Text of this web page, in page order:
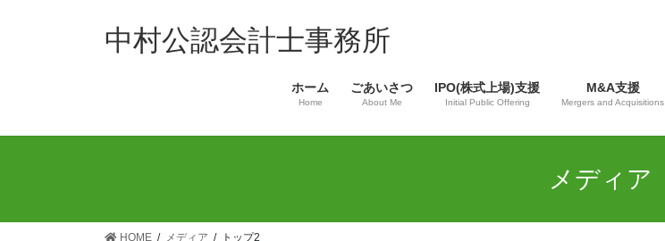
ス
ン
中村公認会計士事務所
ホーム
Home
ごあいさつ
About Me
IPO(株式上場)支援
Initial Public Offering
M&A支援
Mergers and Acquisitions
メディア
HOME メディア トップ2